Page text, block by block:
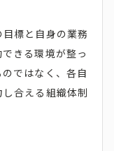
標と自身の業務
きる環境が整っ
ではなく、各自
合える組織体制